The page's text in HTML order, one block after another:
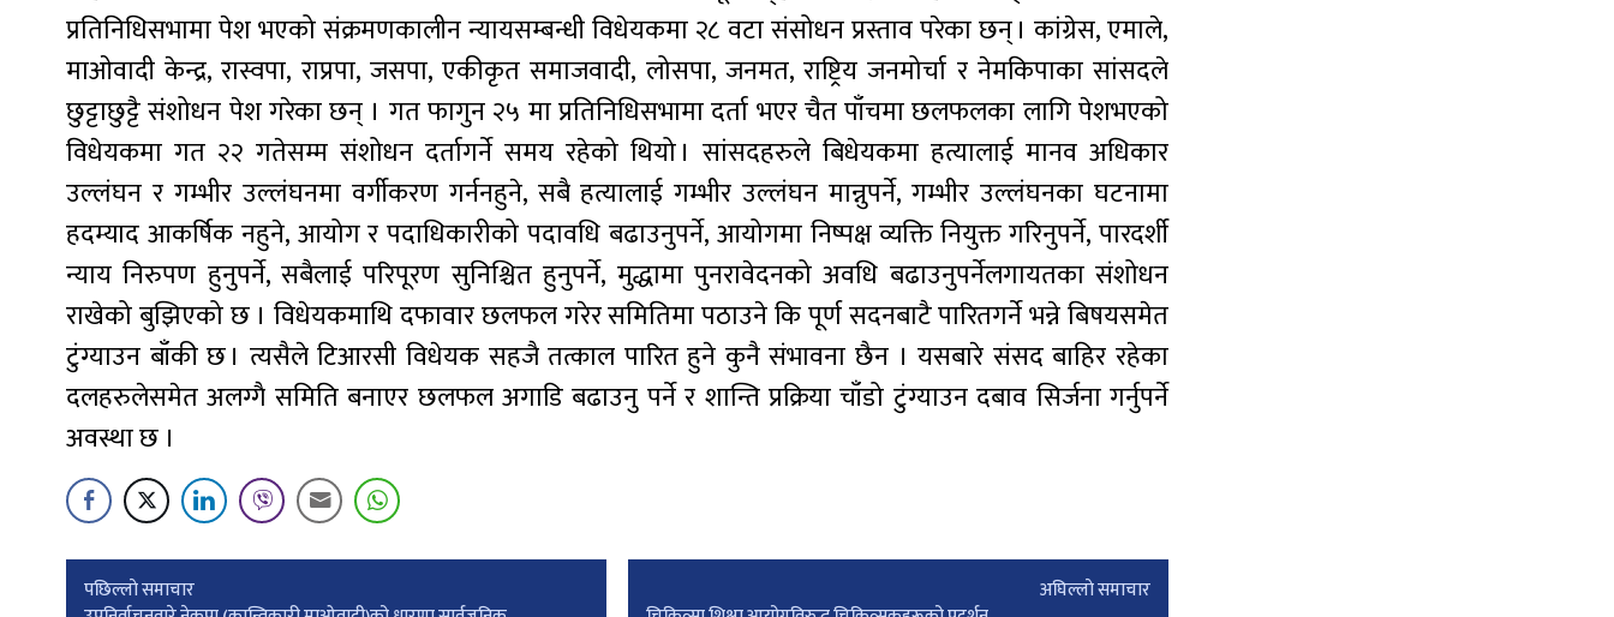
प्रतिनिधिसभामा पेश भएको संक्रमणकालीन न्यायसम्बन्धी विधेयकमा २८ वटा संसोधन प्रस्ताव परेका छन् । कांग्रेस, एमाले,
माओवादी केन्द्र, रास्वपा, राप्रपा, जसपा, एकीकृत समाजवादी, लोसपा, जनमत, राष्ट्रिय जनमोर्चा र नेमकिपाका सांसदले
छुट्टाछुट्टै संशोधन पेश गरेका छन् । गत फागुन २५ मा प्रतिनिधिसभामा दर्ता भएर चैत पाँचमा छलफलका लागि पेशभएको
विधेयकमा गत २२ गतेसम्म संशोधन दर्तागर्ने समय रहेको थियो । सांसदहरुले बिधेयकमा हत्यालाई मानव अधिकार
उल्लंघन र गम्भीर उल्लंघनमा वर्गीकरण गर्ननहुने, सबै हत्यालाई गम्भीर उल्लंघन मान्नुपर्ने, गम्भीर उल्लंघनका घटनामा
हदम्याद आकर्षिक नहुने, आयोग र पदाधिकारीको पदावधि बढाउनुपर्ने, आयोगमा निष्पक्ष व्यक्ति नियुक्त गरिनुपर्ने, पारदर्शी
न्याय निरुपण हुनुपर्ने, सबैलाई परिपूरण सुनिश्चित हुनुपर्ने, मुद्धामा पुनरावेदनको अवधि बढाउनुपर्नेलगायतका संशोधन
राखेको बुझिएको छ । विधेयकमाथि दफावार छलफल गरेर समितिमा पठाउने कि पूर्ण सदनबाटै पारितगर्ने भन्ने बिषयसमेत
टुंग्याउन बाँकी छ । त्यसैले टिआरसी विधेयक सहजै तत्काल पारित हुने कुनै संभावना छैन । यसबारे संसद बाहिर रहेका
दलहरुलेसमेत अलग्गै समिति बनाएर छलफल अगाडि बढाउनु पर्ने र शान्ति प्रक्रिया चाँडो टुंग्याउन दबाव सिर्जना गर्नुपर्ने
अवस्था छ ।
Post
पछिल्लाे समाचार
अघिल्लाे समाचार